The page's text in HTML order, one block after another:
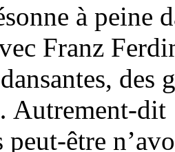
à peine
Franz
des
dit
être